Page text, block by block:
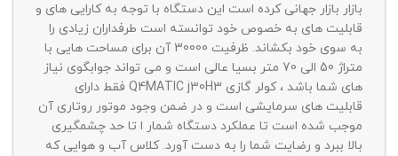
بازار بازار جهانی کرده است این دستگاه با توجه به کارایی های و
قابلیت های به خصوص خود توانسته است طرفداران زیادی را
به سوی خود بکشاند. ظرفیت 30000 آن برای مساحت هایی با
متراژ 50 الی 70 متر بسیا عالی است و می تواند جوابگوی نیاز
های شما باشد ، کولر گازی Q4MATIC j30H3 فقط دارای
قابلیت های سرمایشی است و در ضمن وجود موتور روتاری آن
موجب شده است تا عملکرد دستگاه شمار ا تا حد چشمگیری
بالا ببرد و رضایت شما را به دست آورد. کلاس آب و هوایی که